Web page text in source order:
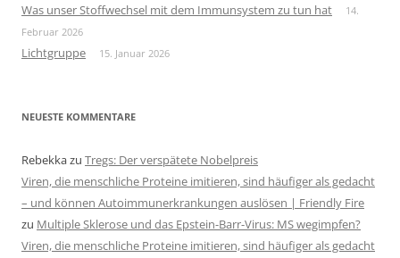
Was unser Stoffwechsel mit dem Immunsystem zu tun hat
14.
Februar 2026
Lichtgruppe 15. Januar 2026
NEUESTE KOMMENTARE
Rebekkazu Tregs: Der verspätete Nobelpreis
Viren, die menschliche Proteine imitieren, sind häufiger als gedacht
– und können Autoimmunerkrankungen auslösen | Friendly Fire
zu Multiple Sklerose und das Epstein-Barr-Virus: MS wegimpfen?
Viren, die menschliche Proteine imitieren, sind häufiger als gedacht